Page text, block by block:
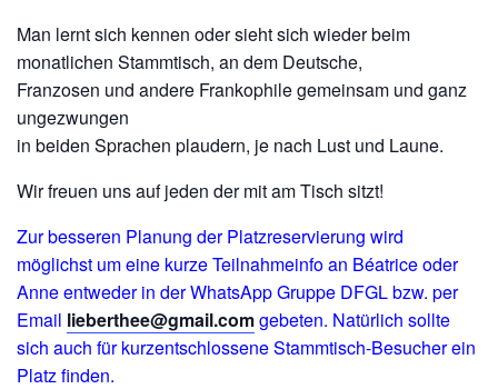
Man lernt sich kennen oder sieht sich wieder beim
monatlichen Stammtisch, an dem Deutsche,
Franzosen und andere Frankophile gemeinsam und ganz
ungezwungen
in beiden Sprachen plaudern, je nach Lust und Laune.
Wir freuen uns auf jeden der mit am Tisch sitzt!
Zur besseren Planung der Platzreservierung wird
möglichst um eine kurze Teilnahmeinfo an Béatrice oder
Anne entweder in der WhatsApp Gruppe DFGL bzw. per
Email lieberthee@gmail.comgebeten. Natürlich sollte
sich auch für kurzentschlossene Stammtisch-Besucher ein
Platz finden.